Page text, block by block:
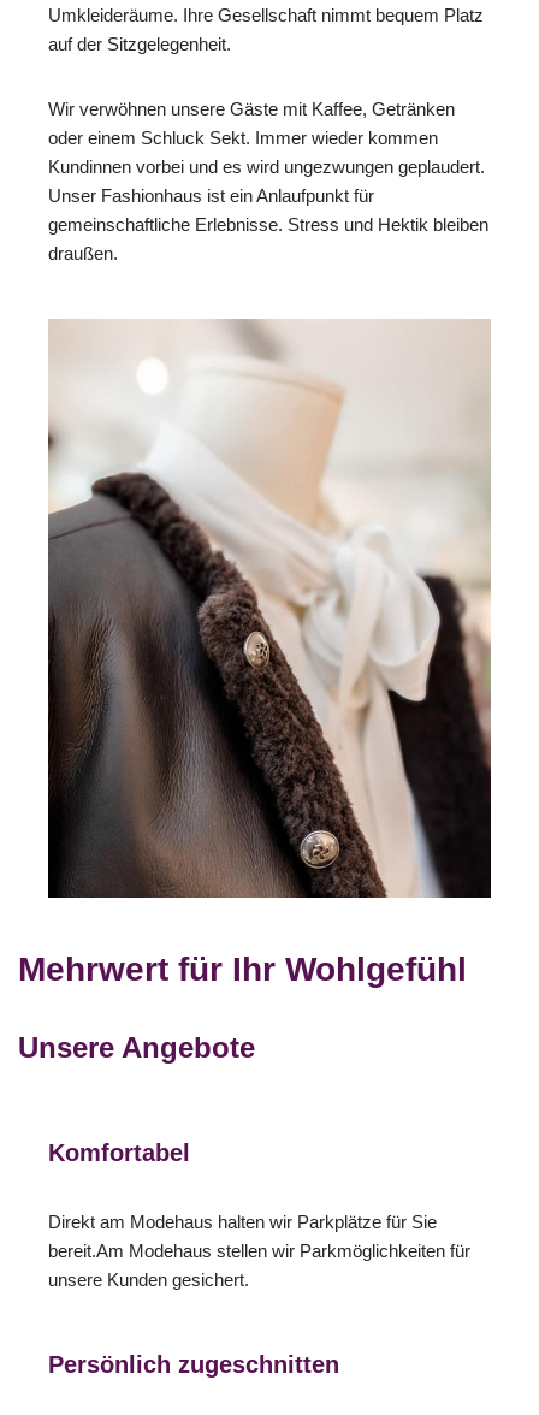
Umkleideräume. Ihre Gesellschaft nimmt bequem Platz
auf der Sitzgelegenheit.
Wir verwöhnen unsere Gäste mit Kaffee, Getränken
oder einem Schluck Sekt. Immer wieder kommen
Kundinnen vorbei und es wird ungezwungen geplaudert.
Unser Fashionhaus ist ein Anlaufpunkt für
gemeinschaftliche Erlebnisse. Stress und Hektik bleiben
draußen.
Mehrwert für Ihr Wohlgefühl
Unsere Angebote
Komfortabel
Direkt am Modehaus halten wir Parkplätze für Sie
bereit.Am Modehaus stellen wir Parkmöglichkeiten für
unsere Kunden gesichert.
Persönlich zugeschnitten